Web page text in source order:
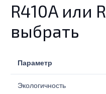
R410A или
выбрать
Параметр
Экологичность